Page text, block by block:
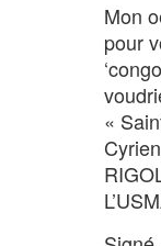
Mon
pour
«